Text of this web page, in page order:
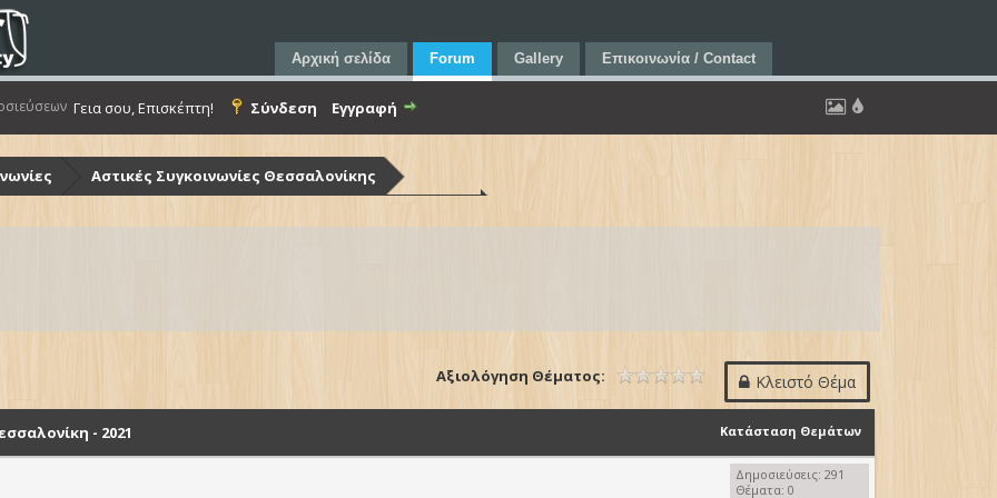
Αρχική σελίδα Forum Gallery Επικοινωνία / Contact
Γεια σου, Επισκέπτη! Σύνδεση Εγγραφή
Αστικές Συγκοινωνίες Θεσσαλονίκης
(Ο.Α.Σ.Θ.)
Κλειστό Θέμα
Αξιολόγηση Θέματος:
Κατάσταση Θεμάτων
- 2021
Δημοσιεύσεις: 291
Θέματα: 0